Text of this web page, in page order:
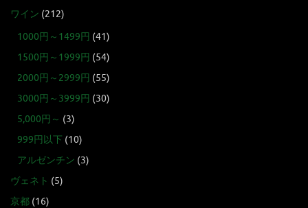
ワイン (212)
1000円～1499円 (41)
1500円～1999円 (54)
2000円～2999円 (55)
3000円～3999円 (30)
5,000円～ (3)
999円以下 (10)
アルゼンチン (3)
ヴェネト (5)
京都 (16)